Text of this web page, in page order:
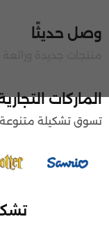
وصل حديثًا
الماركات
تسوق تشكيلة